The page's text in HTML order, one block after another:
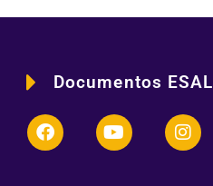
Documentos ESAL